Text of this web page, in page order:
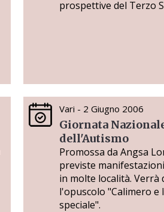
prospettive del Terzo
Vari - 2 Giugno 2006
Giornata
dell'Autismo
Promossa da Angsa
previste
in molte località.
l'opuscolo "Calimero e
speciale".